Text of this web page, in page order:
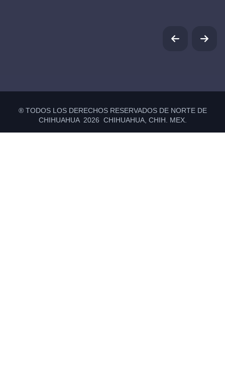
® TODOS LOS DERECHOS RESERVADOS DE NORTE DE
CHIHUAHUA 2026 CHIHUAHUA, CHIH. MEX.